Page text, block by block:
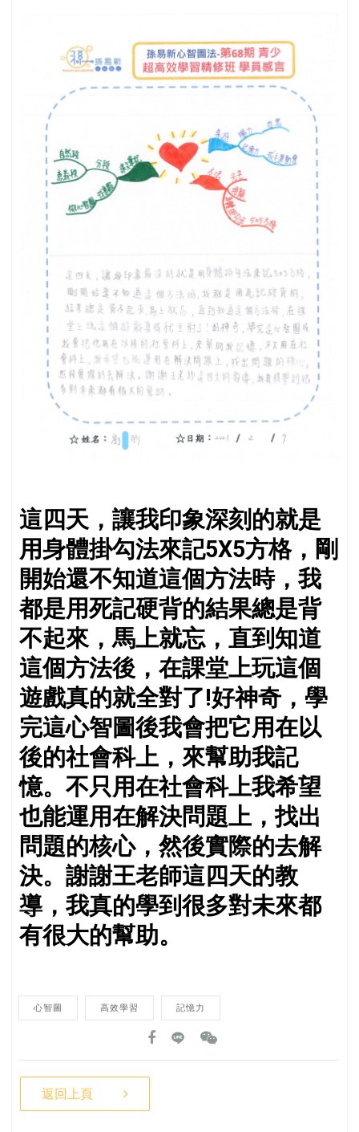
這四天，讓我印象深刻的就是
用身體掛勾法來記5X5方格，剛
開始還不知道這個方法時，我
都是用死記硬背的結果總是背
不起來，馬上就忘，直到知道
這個方法後，在課堂上玩這個
遊戲真的就全對了!好神奇，學
完這心智圖後我會把它用在以
後的社會科上，來幫助我記
憶。不只用在社會科上我希望
也能運用在解決問題上，找出
問題的核心，然後實際的去解
決。謝謝王老師這四天的教
導，我真的學到很多對未來都
有很大的幫助。
心智圖 高效學習 記憶力
返回上頁